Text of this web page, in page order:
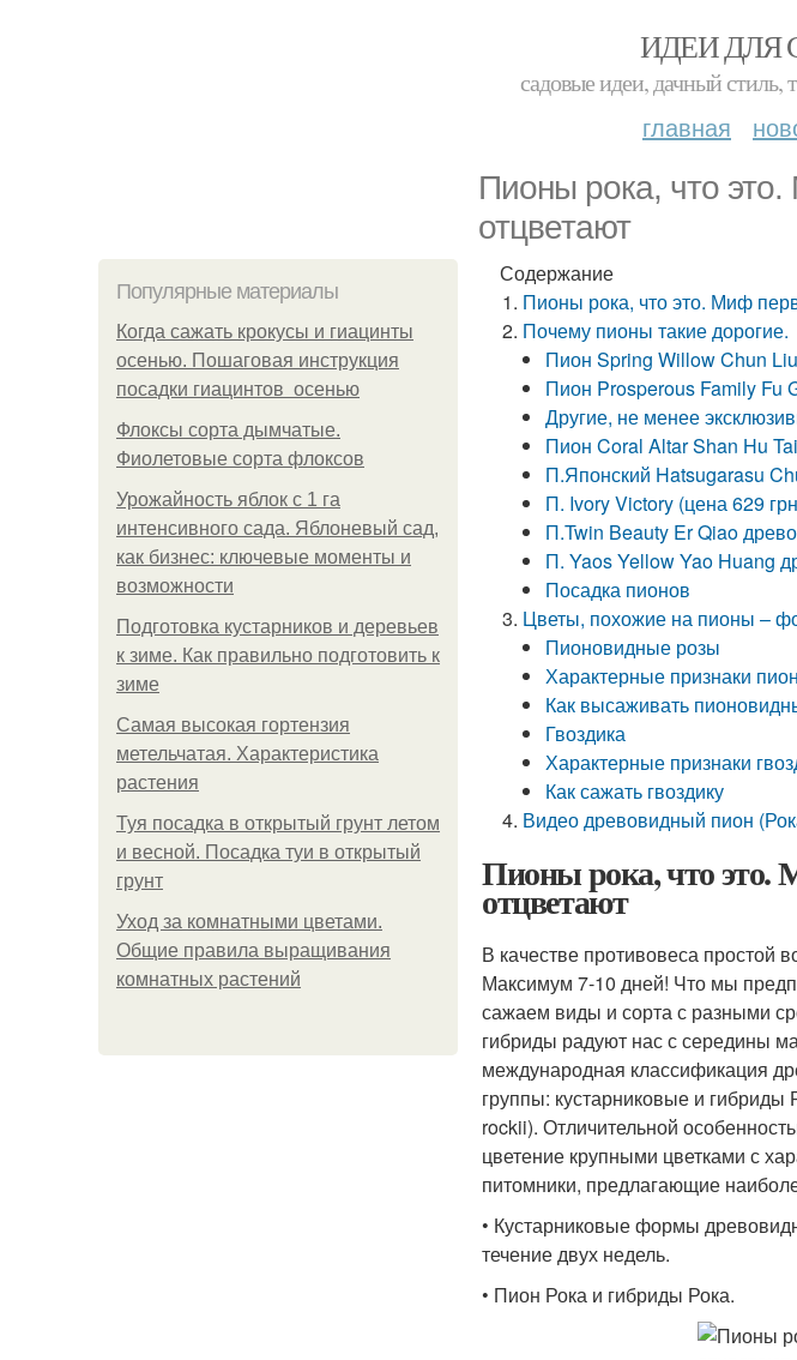
ИДЕИ ДЛЯ
садовые идеи, дачный стиль,
главная
Пионы рока, что
отцветают
Популярные материалы
Когда сажать крокусы и гиацинты
осенью. Пошаговая инструкция
посадки гиацинтов осенью
Флоксы сорта дымчатые.
Фиолетовые сорта флоксов
Урожайность яблок с 1 га
интенсивного сада. Яблоневый сад,
как бизнес: ключевые моменты и
возможности
Подготовка кустарников и деревьев
к зиме. Как правильно подготовить к
зиме
Самая высокая гортензия
метельчатая. Характеристика
растения
Туя посадка в открытый грунт летом
и весной. Посадка туи в открытый
грунт
Уход за комнатными цветами.
Общие правила выращивания
комнатных растений
Содержание
Пионы рока, что это. Миф
Почему пионы такие дорогие.
Пион Spring Willow Chun
Пион Prosperous Family Fu
Другие, не менее
Пион Coral Altar Shan Hu
П.Японский Hatsugarasu
П. Ivory Victory (цена 629
П.Twin Beauty Er Qiao
П. Yaos Yellow Yao Huang
Посадка пионов
Цветы, похожие на пионы –
Пионовидные розы
Характерные признаки
Как высаживать
Гвоздика
Характерные признаки
Как сажать гвоздику
Видео древовидный пион
Пионы рока, что это.
отцветают
В качестве противовеса простой
Максимум 7-10 дней! Что мы
сажаем виды и сорта с разными
гибриды радуют нас с середины
международная классификация
группы: кустарниковые и
rockii). Отличительной
цветение крупными цветками с
питомники, предлагающие
• Кустарниковые формы
течение двух недель.
• Пион Рока и гибриды Рока.